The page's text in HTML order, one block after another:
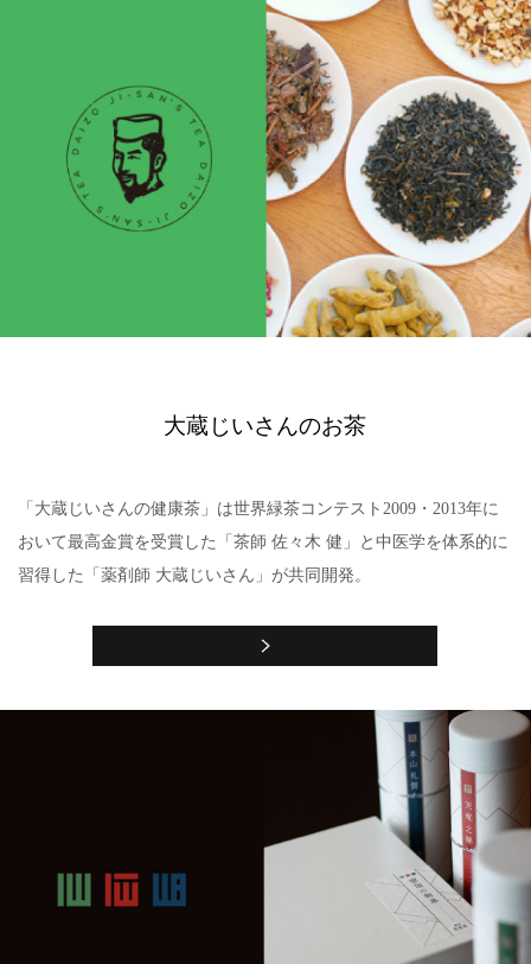
大蔵じいさんのお茶
「大蔵じいさんの健康茶」は世界緑茶コンテスト2009・2013年に
おいて最高金賞を受賞した「茶師 佐々木 健」と中医学を体系的に
習得した「薬剤師 大蔵じいさん」が共同開発。